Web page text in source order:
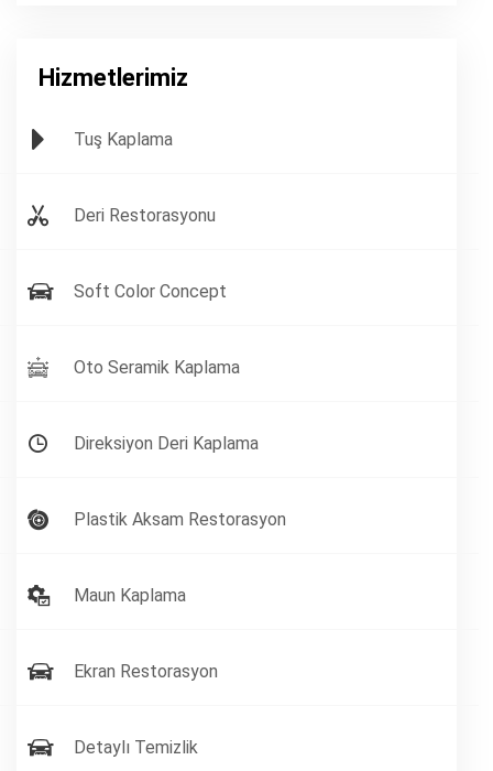
Hizmetlerimiz
Tuş Kaplama
Deri Restorasyonu
Soft Color Concept
Oto Seramik Kaplama
Direksiyon Deri Kaplama
Plastik Aksam Restorasyon
Maun Kaplama
Ekran Restorasyon
Detaylı Temizlik